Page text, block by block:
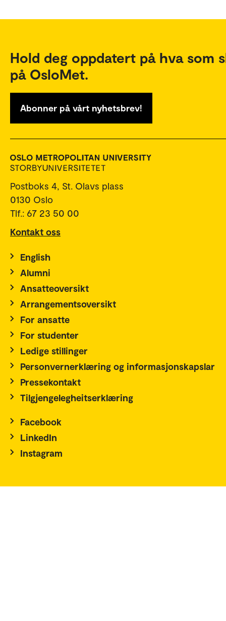
Hold deg oppdatert på hva som
på OsloMet.
Abonner på vårt nyhetsbrev!
Postboks 4, St. Olavs plass
0130 Oslo
Tlf.: 67 23 50 00
Kontakt oss
English
Alumni
Ansatteoversikt
Arrangementsoversikt
For ansatte
For studenter
Ledige stillinger
Personvernerklæring og informasjonskapslar
Pressekontakt
Tilgjengelegheitserklæring
Facebook
LinkedIn
Instagram